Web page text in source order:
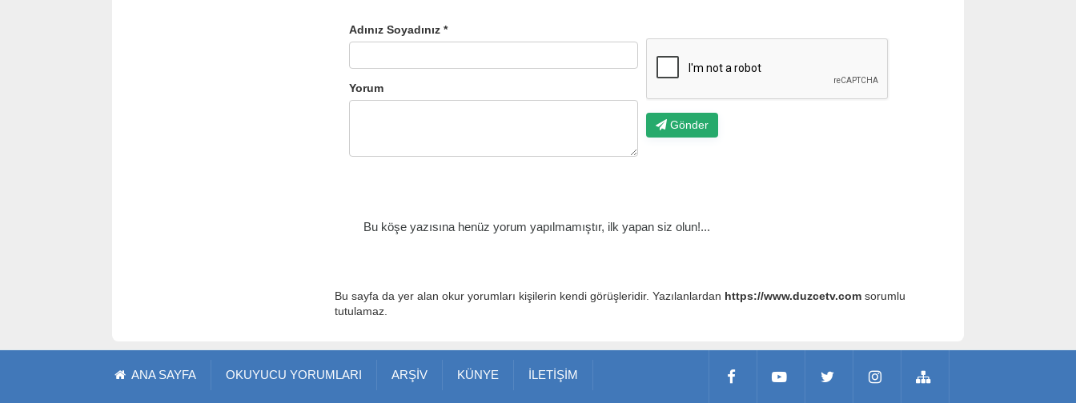
Adınız Soyadınız *
Yorum
Gönder
Bu köşe yazısına henüz yorum yapılmamıştır, ilk yapan siz olun!...
Bu sayfa da yer alan okur yorumları kişilerin kendi görüşleridir. Yazılanlardan https://www.duzcetv.comsorumlu
tutulamaz.
ANA SAYFA OKUYUCU YORUMLARI ARŞİV KÜNYE İLETİŞİM